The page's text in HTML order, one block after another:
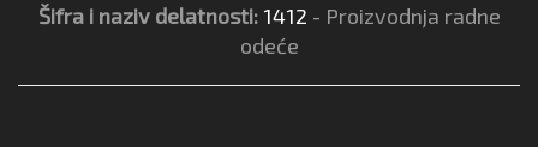
Šifra i naziv delatnosti: 1412 - Proizvodnja radne
odeće